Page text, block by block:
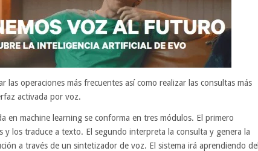
las operaciones más frecuentes así como realizar las consultas más
activada por voz.
en machine learning se conforma en tres módulos. El primero
y los traduce a texto. El segundo interpreta la consulta y genera la
a través de un sintetizador de voz. El sistema irá aprendiendo del